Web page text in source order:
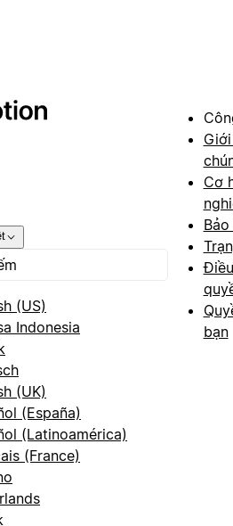
(US)
Indonesia
(UK)
(España)
(Latinoamérica)
(France)
Cơ
bạn